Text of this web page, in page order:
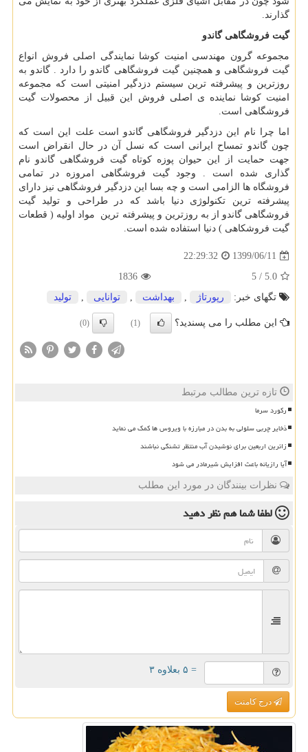
گذارند.
گیت فروشگاهی گاندو
مجموعه گرون مهندسی امنیت کوشا نمایندگی اصلی فروش انواع
گیت فروشگاهی و همچنین گیت فروشگاهی گاندو را دارد . گاندو به
روزترین و پیشرفته ترین سیستم دزدگیر امنیتی است که مجموعه
امنیت کوشا نماینده ی اصلی فروش این قبیل از محصولات گیت
فروشگاهی است.
اما چرا نام این دزدگیر فروشگاهی گاندو است علت این است که
چون گاندو تمساح ایرانی است که نسل آن در حال انقراض است
جهت حمایت از این حیوان پوزه کوتاه گیت فروشگاهی گاندو نام
گذاری شده است . وجود گیت فروشگاهی امروزه در تمامی
فروشگاه ها الزامی است و چه بسا این دزدگیر فروشگاهی نیز دارای
پیشرفته ترین تکنولوژی دنیا باشد که در طراحی و تولید گیت
فروشگاهی گاندو از به روزترین و پیشرفته ترین مواد اولیه ( قطعات
گیت فروشکاهی ) دنیا استفاده شده است.
1399/06/11
22:29:32
5.0
/
5
1836
تگهای خبر:
رپورتاژ , بهداشت , توانایی , تولید
این مطلب را می پسندید؟ (1)
(0)
تازه ترین مطالب مرتبط
رکورد سرما
ذخایر چربی سلولی به بدن در مبارزه با ویروس ها کمک می نماید
زائرین اربعین برای نوشیدن آب منتظر تشنگی نباشند
آیا رازیانه باعث افزایش شیرمادر می شود
نظرات بینندگان در مورد این مطلب
لطفا شما همنظر دهید
= ۵ بعلاوه ۳
درج کامنت